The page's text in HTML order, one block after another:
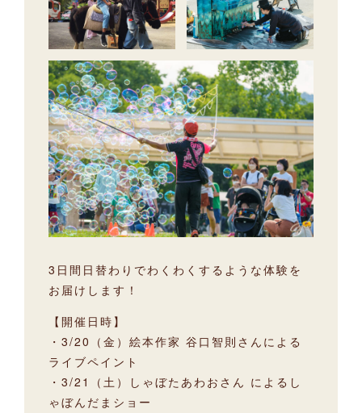
3日間日替わりでわくわくするような体験を
お届けします！
【開催日時】
・3/20（金）絵本作家 谷口智則さんによる
ライブペイント
・3/21（土）しゃぼたあわおさん によるし
ゃぼんだまショー